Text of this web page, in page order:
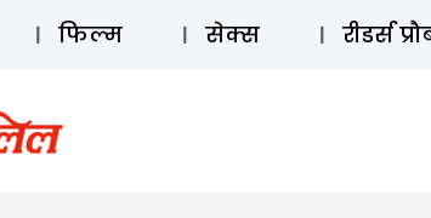
फिल्म सेक्स रीडर्स